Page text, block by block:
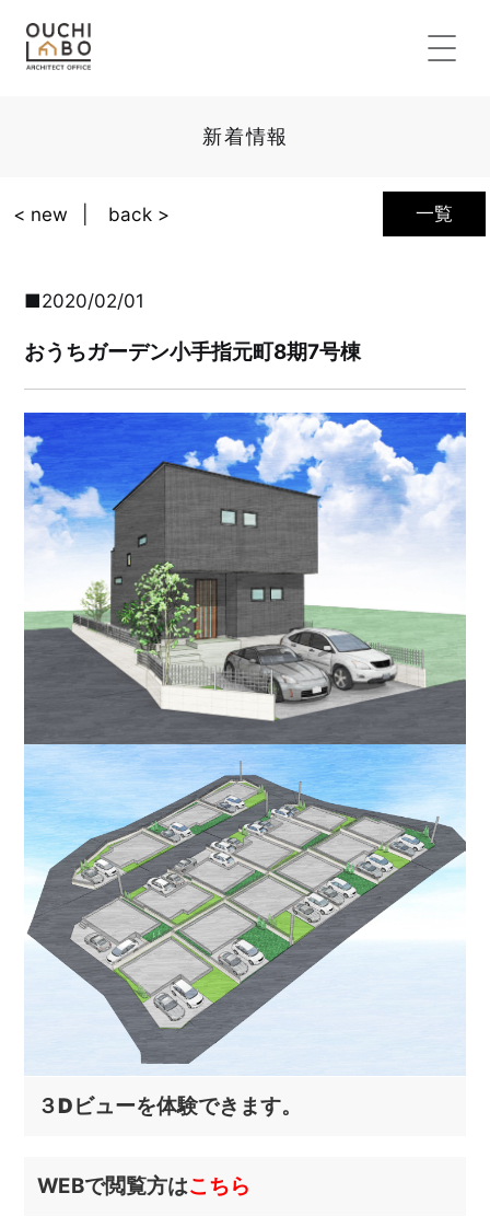
新着情報
一覧
< new back >
2020/02/01
おうちガーデン小手指元町8期7号棟
３Dビューを体験できます。
WEBで閲覧方はこちら